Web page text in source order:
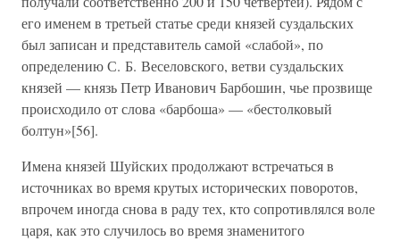
его именем в третьей статье среди князей суздальских
был записан и представитель самой «слабой», по
определению С. Б. Веселовского, ветви суздальских
князей — князь Петр Иванович Барбошин, чье прозвище
происходило от слова «барбоша» — «бестолковый
болтун»[56].
Имена князей Шуйских продолжают встречаться в
источниках во время крутых исторических поворотов,
впрочем иногда снова в раду тех, кто сопротивлялся воле
царя, как это случилось во время знаменитого